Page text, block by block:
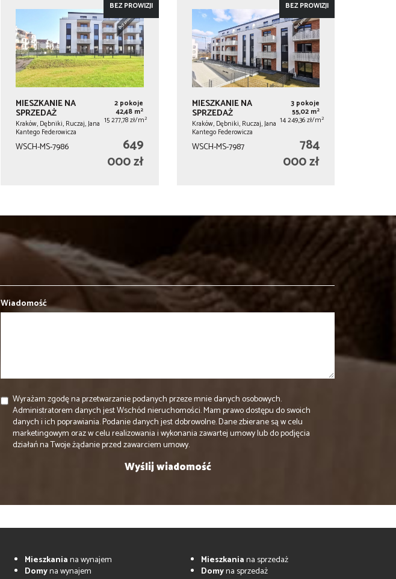
BEZ PROWIZJI
MIESZKANIE NA
SPRZEDAŻ
Kraków, Dębniki, Ruczaj, Jana
Kantego Federowicza
2 pokoje
42,48 m2
15 277,78 zł/m2
WSCH-MS-7986
649
000 zł
BEZ PROWIZJI
MIESZKANIE NA
SPRZEDAŻ
Kraków, Dębniki, Ruczaj, Jana
Kantego Federowicza
3 pokoje
55,02 m2
14 249,36 zł/m2
WSCH-MS-7987
784
000 zł
Wiadomość
Wyrażam zgodę na przetwarzanie podanych przeze mnie danych osobowych.
Administratorem danych jest Wschód nieruchomości. Mam prawo dostępu do swoich
danych i ich poprawiania. Podanie danych jest dobrowolne. Dane zbierane są w celu
marketingowym oraz w celu realizowania i wykonania zawartej umowy lub do podjęcia
działań na Twoje żądanie przed zawarciem umowy.
Mieszkaniana wynajem
Domyna wynajem
Mieszkaniana sprzedaż
Domyna sprzedaż